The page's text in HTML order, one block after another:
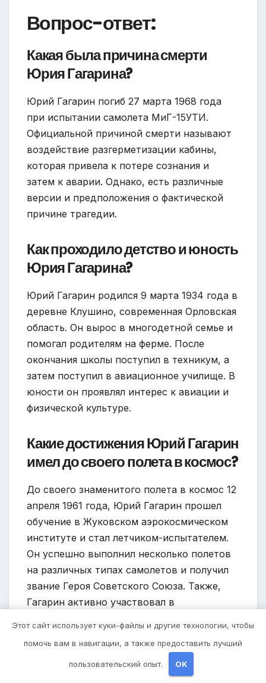
Вопрос-ответ:
Какая была причина смерти
Юрия Гагарина?
Юрий Гагарин погиб 27 марта 1968 года
при испытании самолета МиГ-15УТИ.
Официальной причиной смерти называют
воздействие разгерметизации кабины,
которая привела к потере сознания и
затем к аварии. Однако, есть различные
версии и предположения о фактической
причине трагедии.
Как проходило детство и юность
Юрия Гагарина?
Юрий Гагарин родился 9 марта 1934 года в
деревне Клушино, современная Орловская
область. Он вырос в многодетной семье и
помогал родителям на ферме. После
окончания школы поступил в техникум, а
затем поступил в авиационное училище. В
юности он проявлял интерес к авиации и
физической культуре.
Какие достижения Юрий Гагарин
имел до своего полета в космос?
До своего знаменитого полета в космос 12
апреля 1961 года, Юрий Гагарин прошел
обучение в Жуковском аэрокосмическом
институте и стал летчиком-испытателем.
Он успешно выполнил несколько полетов
на различных типах самолетов и получил
звание Героя Советского Союза. Также,
Гагарин активно участвовал в
Есть ли какие-то новости о
Юрии Гагарине в 2022 году?
Этот сайт использует куки-файлы и другие технологии, чтобы
помочь вам в навигации, а также предоставить лучший
пользовательский опыт. OK